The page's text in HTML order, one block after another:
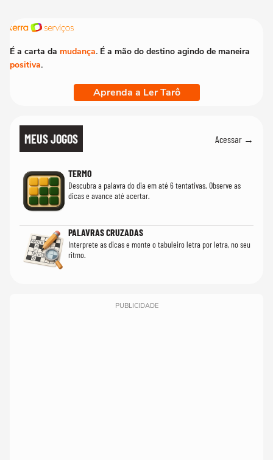
É a carta da mudança. É a mão do destino agindo de maneira
positiva.
Aprenda a Ler Tarô
MEUS JOGOS Acessar →
TERMO
Descubra a palavra do dia em até 6 tentativas. Observe as
dicas e avance até acertar.
PALAVRAS CRUZADAS
Interprete as dicas e monte o tabuleiro letra por letra, no seu
ritmo.
PUBLICIDADE